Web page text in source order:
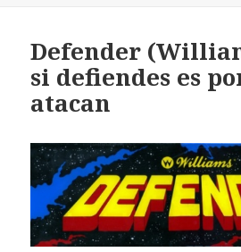
Defender
si defiendes es
atacan